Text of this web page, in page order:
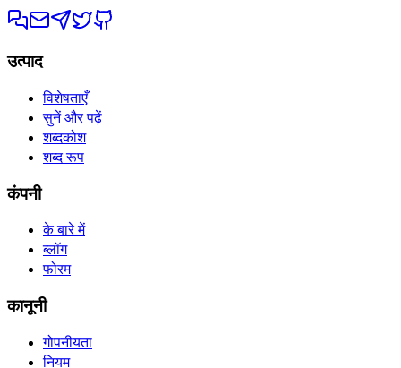
उत्पाद
विशेषताएँ
सुनें और पढ़ें
शब्दकोश
शब्द रूप
कंपनी
के बारे में
ब्लॉग
फोरम
कानूनी
गोपनीयता
नियम